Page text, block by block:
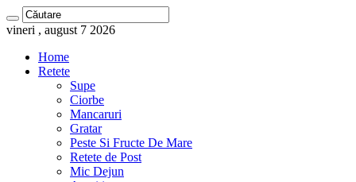
vineri , august 7 2026
Home
Retete
Supe
Ciorbe
Mancaruri
Gratar
Peste Si Fructe De Mare
Retete de Post
Mic Dejun